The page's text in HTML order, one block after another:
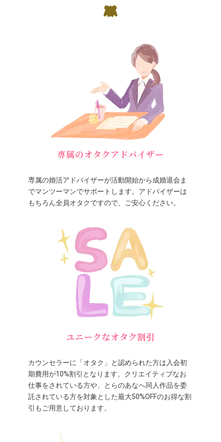
専属のオタクアドバイザー
専属の婚活アドバイザーが活動開始から成婚退会ま
でマンツーマンでサポートします。アドバイザーは
もちろん全員オタクですので、ご安心ください。
ユニークなオタク割引
カウンセラーに「オタク」と認められた方は入会初
期費用が10%割引となります。クリエイティブなお
仕事をされている方や、とらのあなへ同人作品を委
託されている方を対象とした最大50%OFFのお得な割
引もご用意しております。